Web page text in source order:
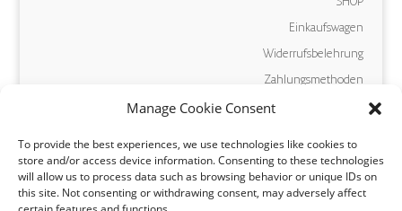
Manage Cookie Consent
To provide the best experiences, we use technologies like cookies to
store and/or access device information. Consenting to these technologies
will allow us to process data such as browsing behavior or unique IDs on
this site. Not consenting or withdrawing consent, may adversely affect
Einkaufswagen
Widerrufsbelehrung
Zahlungsmethoden
Versand und Lieferung
Vertrag widerrufen